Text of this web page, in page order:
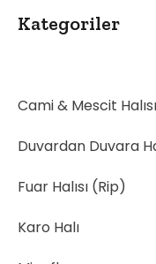
Kategoriler
Cami & Mescit Halısı
Duvardan Duvara
Fuar Halısı (Rip)
Karo Halı